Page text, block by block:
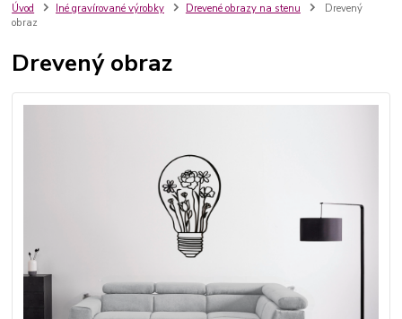
Úvod Iné gravírované výrobky Drevené obrazy na stenu
Drevený
obraz
Drevený obraz